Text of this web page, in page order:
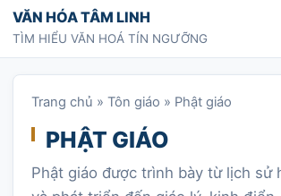
Chuyển tới nội dung
VĂN HÓA TÂM LINH
TÌM HIỂU VĂN HOÁ TÍN NGƯỠNG
Trang chủ » Tôn giáo » Phật giáo
PHẬT GIÁO
Phật giáo được trình bày từ lịch sử